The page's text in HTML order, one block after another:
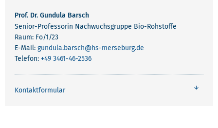
Prof. Dr. Gundula Barsch
Senior-Professorin Nachwuchsgruppe Bio-Rohstoffe
Raum: Fo/1/23
E-Mail: gundula.barsch@hs-merseburg.de
Telefon: +49 3461-46-2536
Kontaktformular